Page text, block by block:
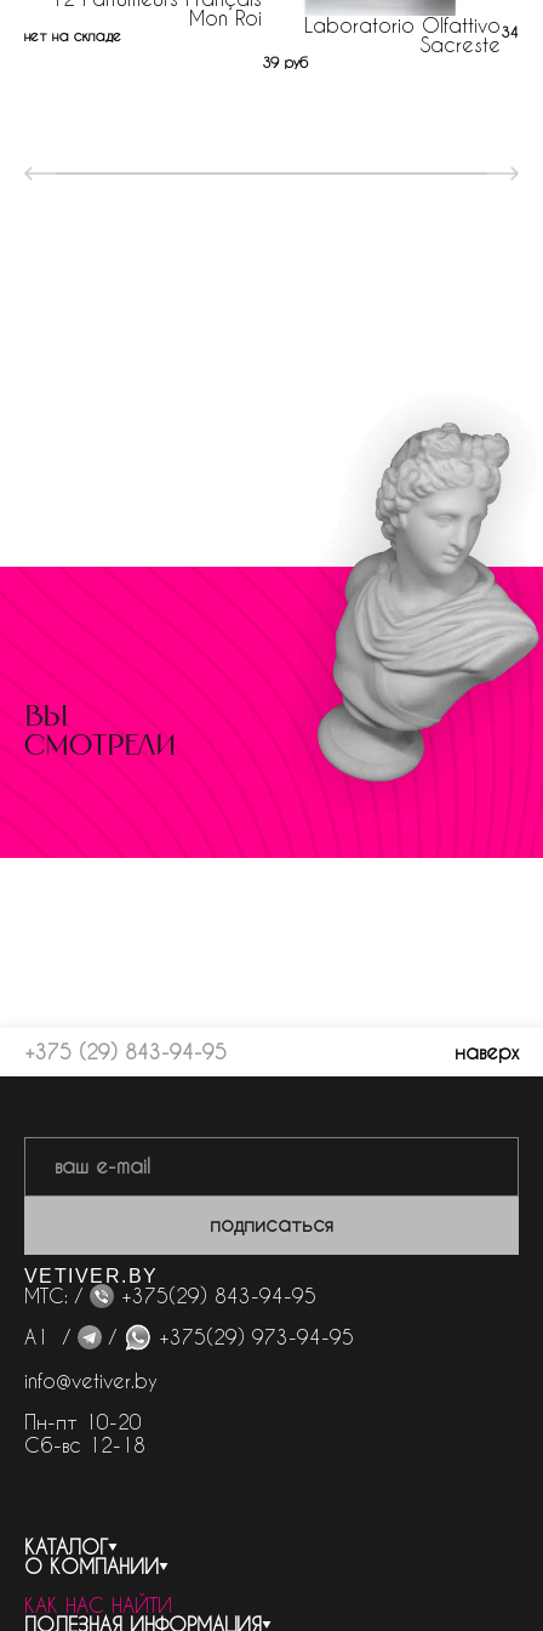
Mon Roi
нет на складе
Laboratorio Olfattivo
Sacreste
39 руб
343
вы
смотрели
+375 (29) 843-94-95 наверх
подписаться
VETIVER.BY
МТС: /
+375(29) 843-94-95
А1 /
/
+375(29) 973-94-95
info@vetiver.by
Пн-пт 10-20
Сб-вс 12-18
КАТАЛОГ
весь каталог
бренды
О КОМПАНИИ
контакты
КАК НАС НАЙТИ
ПОЛЕЗНАЯ ИНФОРМАЦИЯ